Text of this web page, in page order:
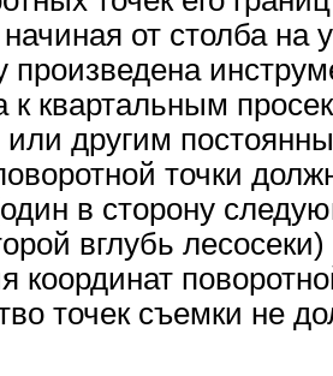
от столба на
произведена
к квартальным
или другим
точки
в сторону
вглубь
координат
точек съемки не